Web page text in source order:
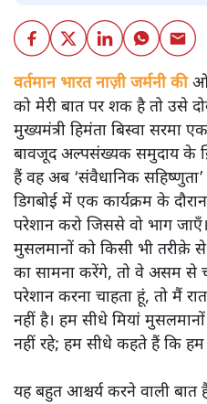
वर्तमान भारत नाज़ी जर्मनी की
को मेरी बात पर शक है तो उसे
मुख्यमंत्री हिमंता बिस्वा सरमा
बावजूद अल्पसंख्यक समुदाय के
हैं वह अब ‘संवैधानिक
डिगबोई में एक कार्यक्रम के
परेशान करो जिससे वो भाग
मुसलमानों को किसी भी तरीक़े
का सामना करेंगे, तो वे असम से
परेशान करना चाहता हूं, तो मैं
नहीं है। हम सीधे मियां
नहीं रहे; हम सीधे कहते हैं कि
यह बहुत आश्चर्य करने वाली